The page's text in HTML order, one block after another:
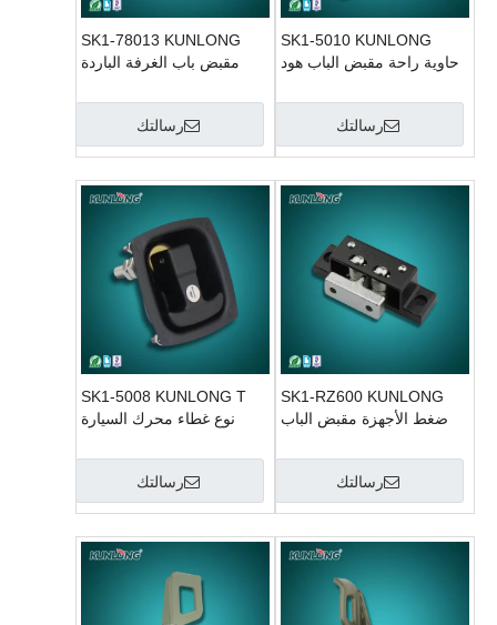
SK1-5010 KUNLONG
حاوية راحة مقبض الباب هود
رسالتك
SK1-78013 KUNLONG
مقبض باب الغرفة الباردة
رسالتك
SK1-RZ600 KUNLONG
ضغط الأجهزة مقبض الباب
رسالتك
SK1-5008 KUNLONG T
نوع غطاء محرك السيارة
رسالتك